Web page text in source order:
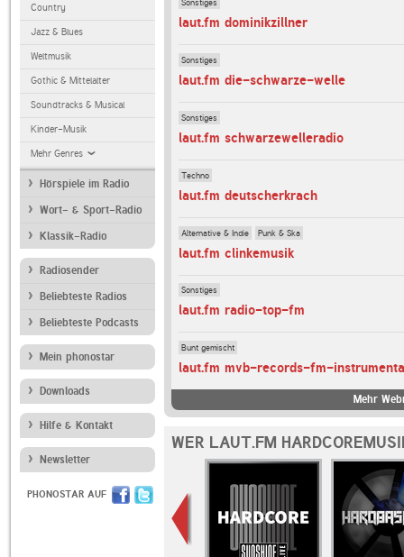
Country
Jazz & Blues
Weltmusik
Gothic & Mittelalter
Soundtracks & Musical
Kinder-Musik
Mehr Genres
Hörspiele im Radio
Wort- & Sport-Radio
Klassik-Radio
Radiosender
Beliebteste Radios
Beliebteste Podcasts
Mein phonostar
Downloads
Hilfe & Kontakt
Newsletter
PHONOSTAR AUF
laut.fm dominikzillner
Sonstiges
laut.fm die-schwarze-welle
Sonstiges
laut.fm schwarzewelleradio
Techno
laut.fm deutscherkrach
Alternative & Indie Punk & Ska
laut.fm clinkemusik
Sonstiges
laut.fm radio-top-fm
Bunt gemischt
laut.fm mvb-records-fm-
Mehr
WER LAUT.FM